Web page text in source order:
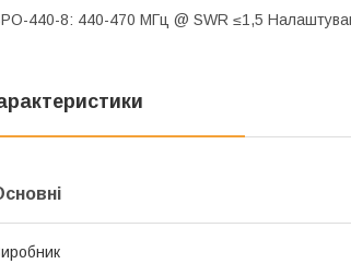
440-8: 440-470 МГц @ SWR ≤1,5